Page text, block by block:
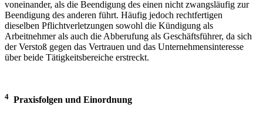
voneinander, als die Beendigung des einen nicht zwangsläufig zur
Beendigung des anderen führt. Häufig jedoch rechtfertigen
dieselben Pflichtverletzungen sowohl die Kündigung als
Arbeitnehmer als auch die Abberufung als Geschäftsführer, da sich
der Verstoß gegen das Vertrauen und das Unternehmensinteresse
über beide Tätigkeitsbereiche erstreckt.
4 Praxisfolgen und Einordnung